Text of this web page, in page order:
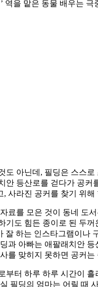
역을 맡은 동물 배우는
도 아닌데, 필딩은 스스
안 등산로를 걷다가 공커
, 사라진 공커를 찾기 위
료를 모은 것이 동네 도
기도 힘든 종이로 된 두
잘 하는 인스타그램이나
과 아빠는 애팔래치안
를 맞히지 못하면 공커
부터 하루 하루 시간이
필딩의 엄마는 어릴 때